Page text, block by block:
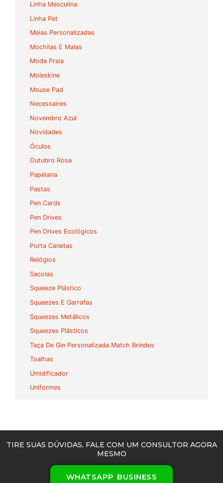
Linha Masculina
Linha Pet
Meias Personalizadas
Mochilas E Malas
Moda Praia
Moleskine
Mouse Pad
Necessaires
Novembro Azul
Novidades
Óculos
Outubro Rosa
Papelaria
Pastas
Pen Cards
Pen Drives
Pen Drives Ecológicos
Porta Canetas
Relógios
Sacolas
Squeeze Plástico
Squeezes E Garrafas
Squeezes Metálicos
Squeezes Plásticos
Taça De Gin Personalizada Match Brindes
Toalhas
Umidificador
Uniformes
TIRE SUAS DÚVIDAS, FALE COM UM CONSULTOR AGORA
MESMO
WHATSAPP BUSINESS